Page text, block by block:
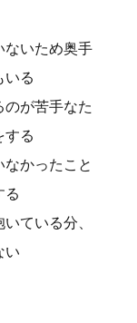
ないため奥手
いる
のが苦手なた
する
かったこと
る
ている分、
い